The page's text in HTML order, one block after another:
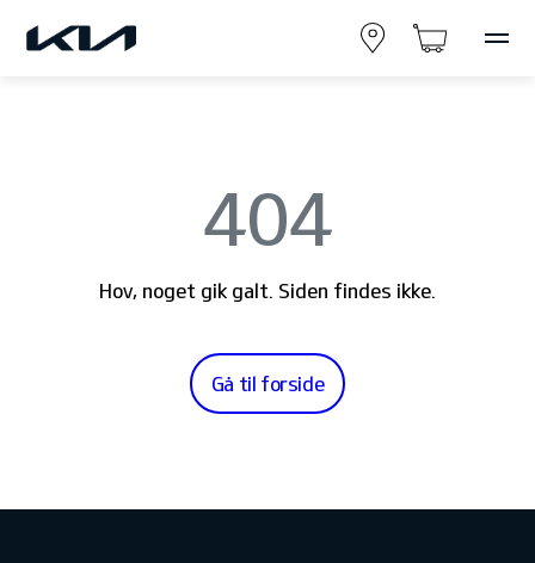
404
Hov, noget gik galt. Siden findes ikke.
Gå til forside